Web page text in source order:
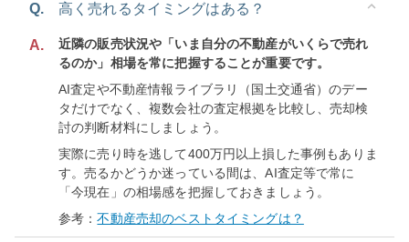
Q. 高く売れるタイミングはある？
A.
近隣の販売状況や「いま自分の不動産がいくらで売れ
るのか」相場を常に把握することが重要です。
AI査定や不動産情報ライブラリ（国土交通省）のデー
タだけでなく、複数会社の査定根拠を比較し、売却検
討の判断材料にしましょう。
実際に売り時を逃して400万円以上損した事例もありま
す。売るかどうか迷っている間は、AI査定等で常に
「今現在」の相場感を把握しておきましょう。
参考：不動産売却のベストタイミングは？